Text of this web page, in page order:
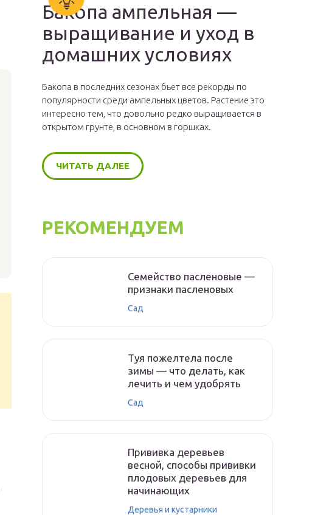
Бакопа ампельная —
выращивание и уход в
домашних условиях
Бакопа в последних сезонах бьет все рекорды по
популярности среди ампельных цветов. Растение это
интересно тем, что довольно редко выращивается в
открытом грунте, в основном в горшках.
ЧИТАТЬ ДАЛЕЕ
РЕКОМЕНДУЕМ
Семейство пасленовые —
признаки пасленовых
Сад
Туя пожелтела после
зимы — что делать, как
лечить и чем удобрять
Сад
Прививка деревьев
весной, способы прививки
плодовых деревьев для
начинающих
Деревья и кустарники